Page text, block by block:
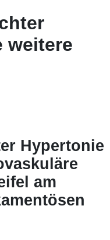
weitere
Hypertonie
am